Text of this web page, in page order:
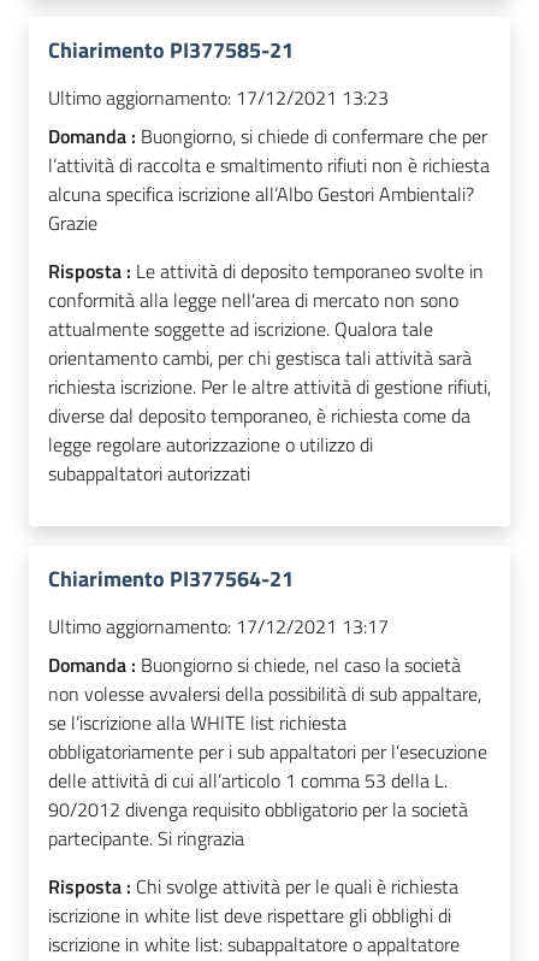
Chiarimento PI377585-21
Ultimo aggiornamento: 17/12/2021 13:23
Domanda : Buongiorno, si chiede di confermare che per
l’attività di raccolta e smaltimento rifiuti non è richiesta
alcuna specifica iscrizione all’Albo Gestori Ambientali?
Grazie
Risposta : Le attività di deposito temporaneo svolte in
conformità alla legge nell'area di mercato non sono
attualmente soggette ad iscrizione. Qualora tale
orientamento cambi, per chi gestisca tali attività sarà
richiesta iscrizione. Per le altre attività di gestione rifiuti,
diverse dal deposito temporaneo, è richiesta come da
legge regolare autorizzazione o utilizzo di
subappaltatori autorizzati
Chiarimento PI377564-21
Ultimo aggiornamento: 17/12/2021 13:17
Domanda : Buongiorno si chiede, nel caso la società
non volesse avvalersi della possibilità di sub appaltare,
se l’iscrizione alla WHITE list richiesta
obbligatoriamente per i sub appaltatori per l’esecuzione
delle attività di cui all’articolo 1 comma 53 della L.
90/2012 divenga requisito obbligatorio per la società
partecipante. Si ringrazia
Risposta : Chi svolge attività per le quali è richiesta
iscrizione in white list deve rispettare gli obblighi di
iscrizione in white list: subappaltatore o appaltatore